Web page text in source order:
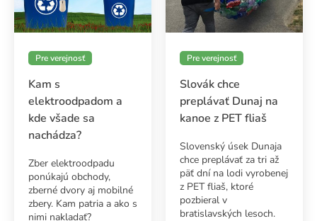
Pre verejnosť
Kam s
elektroodpadom a
kde všade sa
nachádza?
Zber elektroodpadu
ponúkajú obchody,
zberné dvory aj mobilné
zbery. Kam patria a ako s
nimi nakladať?
Pre verejnosť
Slovák chce
preplávať Dunaj na
kanoe z PET fliaš
Slovenský úsek Dunaja
chce preplávať za tri až
päť dní na lodi vyrobenej
z PET fliaš, ktoré
pozbieral v
bratislavských lesoch.